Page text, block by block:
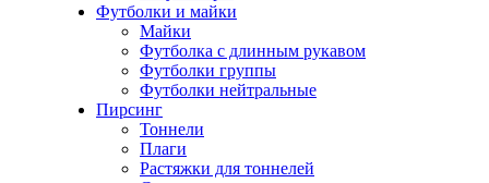
Футболки и майки
Майки
Футболка с длинным рукавом
Футболки группы
Футболки нейтральные
Пирсинг
Тоннели
Плаги
Растяжки для тоннелей